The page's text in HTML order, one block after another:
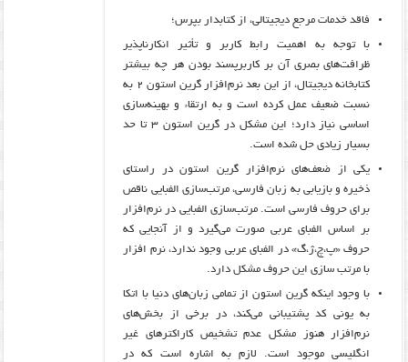
فاقد خدمات مرجع دیجیتالی، از کتابدار بپرس؛
با توجه به اهمیت رابط کاربر و تأثیر انکارناپذیر
ظرافت‌های بصری آن بر کاربرپسند بودن هر چه بیشتر
کتابخانه دیجیتال، از این بعد نرم‌افزار گرین استون ۲ به
نسبت ضعیف عمل کرده است و به ارتقاء و بهینه‌سازی
اساسی نیاز دارد؛ این مشکل در گرین استون ۳ تا حد
بسیار زیادی حل شده است.
یکی از ضعف‌های نرم‌افزار گرین استون در راستای
ذخیره و بازیابی به زبان فارسی، مرتب‌سازی الفبایی ناقص
برای حروف فارسی است. مرتب‌سازی الفبایی در نرم‌افزار
بر اساس الفبای عربی صورت می‌گیرد و از آنجایی که
حروف «پ،چ،ژ،گ» در الفبای عربی وجود ندارد، نرم ­افزار
با مرتب ­سازی این حروف مشکل دارد.
با وجود اینکه گرین استون از تمامی زبان‌های دنیا با اتکا
به یونی کد پشتیبانی می‌کند، در برخی از بخش‌های
نرم‌افزار هنوز مشکل عدم تشخیص کاراکترهای غیر
انگلیسی موجود است. لازم به اشاره است که در